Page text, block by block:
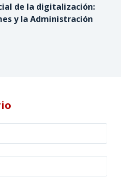
de la digitalización:
y la Administración